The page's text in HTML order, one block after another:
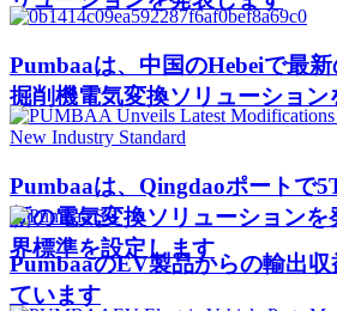
Pumbaaは、中国のHebeiで最
掘削機電気変換ソリューション
Pumbaaは、Qingdaoポートで
新の電気変換ソリューション
界標準を設定します
PumbaaのEV製品からの輸出
ています